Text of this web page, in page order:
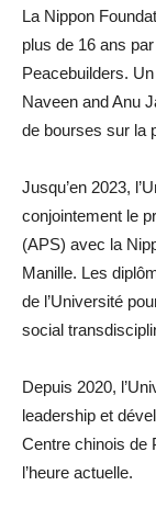
La Nippon
plus de 16 ans
Peacebuilders.
Naveen and Anu
de bourses sur la
Jusqu’en 2023,
conjointement le
(APS) avec la
Manille. Les
de l’Université
social
Depuis 2020,
leadership et
Centre chinois de
l’heure actuelle.